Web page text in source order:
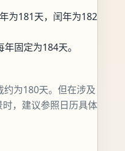
为181天，闰年为182
年固定为184天。
为180天。但在涉及
，建议参照日历具体